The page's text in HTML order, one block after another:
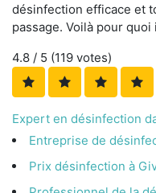
désinfection efficace et
passage. Voilà pour
4.8 / 5 (119 votes)
Expert en désinfection
Entreprise de
Prix désinfection à